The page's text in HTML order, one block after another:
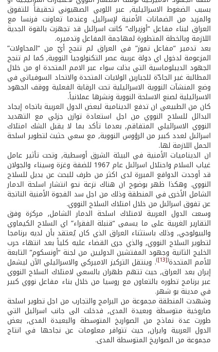
بسبب الضغوط الاسرائيلية, عبر اللوبي الصهيوني تحقيقاً للتفوق
والمزيد من الضمانات الأمنية لإسرائيل. وعندما تعاونت فرنسا مع
العراق لبناء مفاعل “أوزيراك” كانت اسرائىل قد تجهزت بالقوة الجدية
اللازمة وبالخطة المتطورة لمهاجمة المفاعل وتدميره.
بعد تدمير “مفاعل تموز” في العراق لم تنجح أيّ من “المحاولات”
المزعومة لدخول اي دولة عربية عصر التكنولوجيا النووية, كما لم تنجح
الجهود الديبلوماسية التي بذلت سواء عبر الامم المتحدة او من خلال
المطالبة غير الجادّة للجبارين الولايات المتحدة والاتحاد السوفياتي في
وضع المنشآت النووية الاسرائيلية تحت الرقابة الفعلية ووقف الجهود
الاسرائيلية لصنع الاسلحة النووية ونشرها عملانياً.
كان من الطبيعي ان تدفع الدينامية لبعض الدول العربية باتجاه إيجاد
البدائل للسلاح النووي من اجل استعادة توازن جزئي مع التهديد
النووي الاسرائيلي المتفاقم, بعدما تأكد بما لا يقبل الشك امتلاك
اسرائىل لعدد كبير من الرؤوس النووية, مع سعي حثيث لتطوير اسلحة
الحمل اللازمة لها.
ان الديناميات الأمنية في البيئة الشرق أوسطية, وتحت تأثير عامل
غياب السلام واحتلال اسرائىل عام 1967 للضفة وغزة وسيناء والجولان
قد أوجدت الدوافع المبررة لدى اكثر من طرف للبحث عن بديل للسلاح
النووي. وهكذا ظهر بوضوح ان هناك نزعة نحو انتشار اسلحة الدمار
الشامل الأخرى في المنطقة وذلك من اجل سد الفجوة الأمنية الناتجة
عن تفوق اسرائىل من خلال امتلاك السلاح النووي.
وسعت الدول العربية لامتلاك اسلحة الدمار الشامل, مركزة وفق
التقارير الغربية على ما يسمى “قنبلة الفقراء” اي السلاح الكيماوي
والبيولوجي, وذلك باستثناء العراق الذي كان يُعتقد بأن لديه برنامجا
لتطوير السلاح النووي, والذي جرى القضاء عليه كلياً بعد انتهاء حرب
الخليج الثانية وجهود المفتشين الدوليين من لجنة “أونسكوم” التابعة
للأمم المتحدة(
[13]
). وينتقل التركيز الاميركي والاسرائيلي الآن ليشمل
إيران بعد العراق, حيث تتهم طهران بالسعي لامتلاك السلاح النووي
عبر برنامج تطوره بالتعاون مع روسيا من خلال بناء مفاعل نووي كبير
في مدينة بو شهر.
وشهدت المنطقة مجموعة من البرامج والتجارب من اجل تطوير اسلحة
صاروخية متوسطة وبعيدة المدى, فدخلت الى جانب اسرائيل التي
طورت عدة نماذج من الصواريخ المتوسطة والبعيدة المدى, بعض
الدول العربية وايران, حيث تتوافر معلومات عن نجاحها في انتاج
مجموعة من الصواريخ المتوسطة المدى.